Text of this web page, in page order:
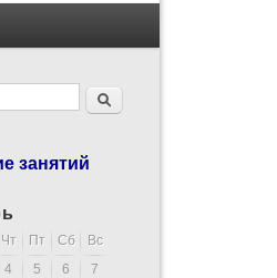
Поиск
занятий
Чт Пт Сб
Вс
4 5 6
7